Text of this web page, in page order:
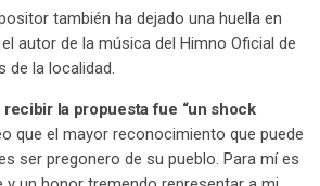
también ha dejado una huella en
autor de la música del Himno Oficial de
de la localidad.
la propuesta fue “un shock
que el mayor reconocimiento que puede
ser pregonero de su pueblo. Para mí es